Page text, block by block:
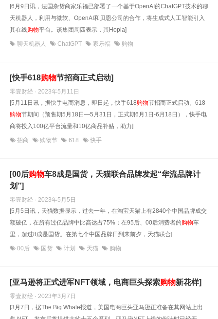
[6月9日讯，法国杂货商家乐福已部署了一个基于OpenAI的ChatGPT技术的聊
天机器人，利用与微软、OpenAI和贝恩公司的合作，将生成式人工智能引入
其在线购物平台。该集团周四表示，其Hopla]
聊天机器人 ChatGPT 家乐福 购物
[快手618购物节招商正式启动]
零壹财经 · 2023年5月11日
[5月11日讯，据快手电商消息，即日起，快手618购物节招商正式启动。618
购物节期间（预售期5月18日—5月31日，正式期6月1日-6月18日），快手电
商将投入100亿平台流量和10亿商品补贴，助力]
招商 购物节 618 快手
[00后购物车8成是国货，天猫联合品牌发起“华流品牌计
划”]
零壹财经 · 2023年5月5日
[5月5日讯，天猫数据显示，过去一年，在淘宝天猫上有2840个中国品牌成交
额破亿，在所有过亿品牌中比高达占75%；在95后、00后消费者的购物车
里，超过8成是国货。在第七个中国品牌日到来前夕，天猫联合]
00后 国货 计划 天猫 购物
[亚马逊将正式进军NFT领域，电商巨头探索购物新花样]
零壹财经 · 2023年3月7日
[3月7日，据The Big Whale报道，美国电商巨头亚马逊正准备在其网站上出